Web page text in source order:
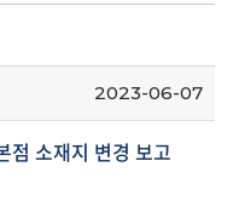
2023-06-07
소재지 변경 보고